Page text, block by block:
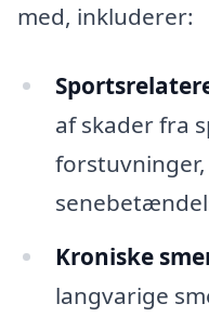
med, inkluderer:
af skader fra
Kroniske
langvarige